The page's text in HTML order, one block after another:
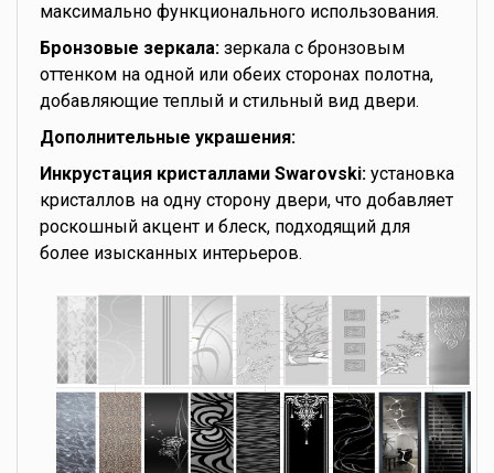
максимально функционального использования.
Бронзовые зеркала: зеркала с бронзовым
оттенком на одной или обеих сторонах полотна,
добавляющие теплый и стильный вид двери.
Дополнительные украшения:
Инкрустация кристаллами Swarovski: установка
кристаллов на одну сторону двери, что добавляет
роскошный акцент и блеск, подходящий для
более изысканных интерьеров.